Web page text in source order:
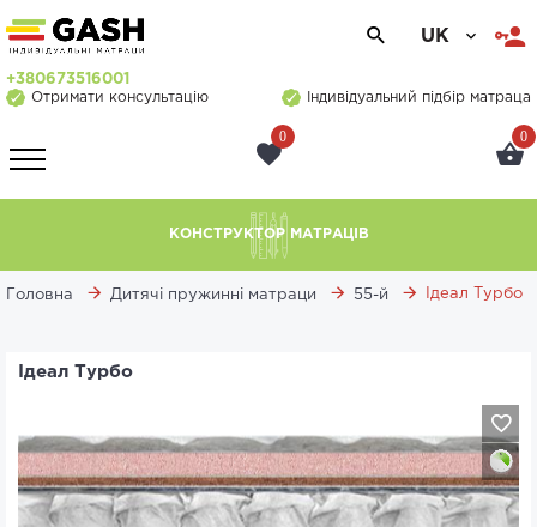
UK
+380673516001
Отримати консультацію
Індивідуальний підбір матраца
0 0
КОНСТРУКТОР МАТРАЦІВ
Головна Дитячі пружинні матраци 55-й Ідеал Турбо
Ідеал Турбо